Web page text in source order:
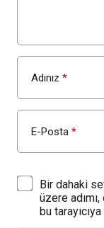
Adınız *
E-Posta *
Bir dahaki
üzere
bu